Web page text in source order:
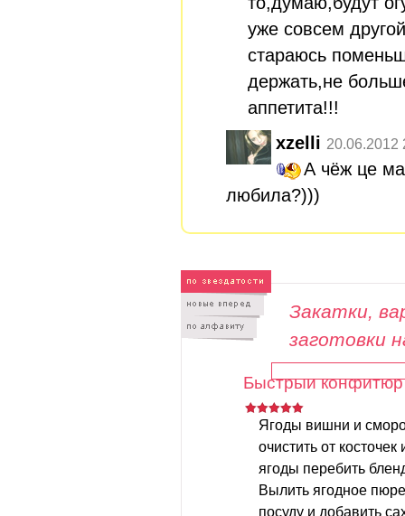
уже совсем
стараюсь
держать,не
аппетита!!!
xzelli 20.06.2012
А чёж це
любила?)))
Закатки,
заготовки
Быстрый
Ягоды вишни и
очистить от
ягоды перебить
Вылить ягодное
посуду и добавить